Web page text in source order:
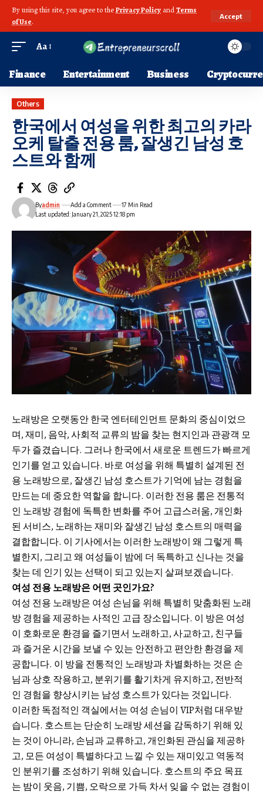
By using this site, you agree to thePrivacy Policy andTerms
of Use.
Accept
Aa
Finance Entertainment Business
Others
한국에서 여성을 위한 최고의 카라
오케 탈출 전용 룸, 잘생긴 남성 호
스트와 함께
Last updated: January 21, 2025 12:18 pm
Byadmin Add a Comment 17 Min Read
노래방은 오랫동안 한국 엔터테인먼트 문화의 중심이었으
며, 재미, 음악, 사회적 교류의 밤을 찾는 현지인과 관광객 모
두가 즐겼습니다. 그러나 한국에서 새로운 트렌드가 빠르게
인기를 얻고 있습니다. 바로 여성을 위해 특별히 설계된 전
용 노래방으로, 잘생긴 남성 호스트가 기억에 남는 경험을
만드는 데 중요한 역할을 합니다. 이러한 전용 룸은 전통적
인 노래방 경험에 독특한 변화를 주어 고급스러움, 개인화
된 서비스, 노래하는 재미와 잘생긴 남성 호스트의 매력을
결합합니다. 이 기사에서는 이러한 노래방이 왜 그렇게 특
별한지, 그리고 왜 여성들이 밤에 더 독특하고 신나는 것을
찾는 데 인기 있는 선택이 되고 있는지 살펴보겠습니다.
여성 전용 노래방은 어떤 곳인가요?
여성 전용 노래방은 여성 손님을 위해 특별히 맞춤화된 노래
방 경험을 제공하는 사적인 고급 장소입니다. 이 방은 여성
이 호화로운 환경을 즐기면서 노래하고, 사교하고, 친구들
과 즐거운 시간을 보낼 수 있는 안전하고 편안한 환경을 제
공합니다. 이 방을 전통적인 노래방과 차별화하는 것은 손
님과 상호 작용하고, 분위기를 활기차게 유지하고, 전반적
인 경험을 향상시키는 남성 호스트가 있다는 것입니다.
이러한 독점적인 객실에서는 여성 손님이 VIP처럼 대우받
습니다. 호스트는 단순히 노래방 세션을 감독하기 위해 있
는 것이 아니라, 손님과 교류하고, 개인화된 관심을 제공하
고, 모든 여성이 특별하다고 느낄 수 있는 재미있고 역동적
인 분위기를 조성하기 위해 있습니다. 호스트의 주요 목표
는 밤이 웃음, 기쁨, 오락으로 가득 차서 잊을 수 없는 경험이